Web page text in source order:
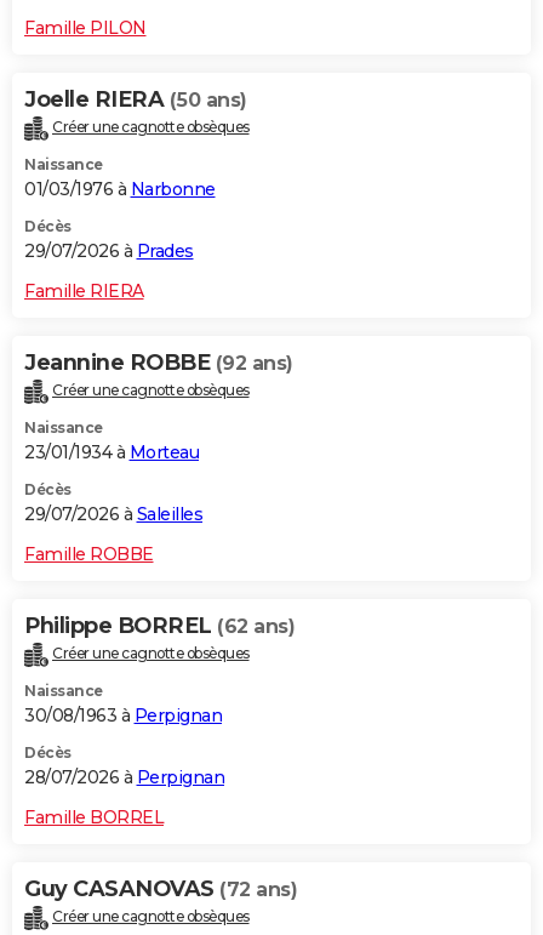
Famille PILON
Joelle RIERA (50 ans)
Créer une cagnotte obsèques
Naissance
01/03/1976 à Narbonne
Décès
29/07/2026 à Prades
Famille RIERA
Jeannine ROBBE (92 ans)
Créer une cagnotte obsèques
Naissance
23/01/1934 à Morteau
Décès
29/07/2026 à Saleilles
Famille ROBBE
Philippe BORREL (62 ans)
Créer une cagnotte obsèques
Naissance
30/08/1963 à Perpignan
Décès
28/07/2026 à Perpignan
Famille BORREL
Guy CASANOVAS (72 ans)
Créer une cagnotte obsèques